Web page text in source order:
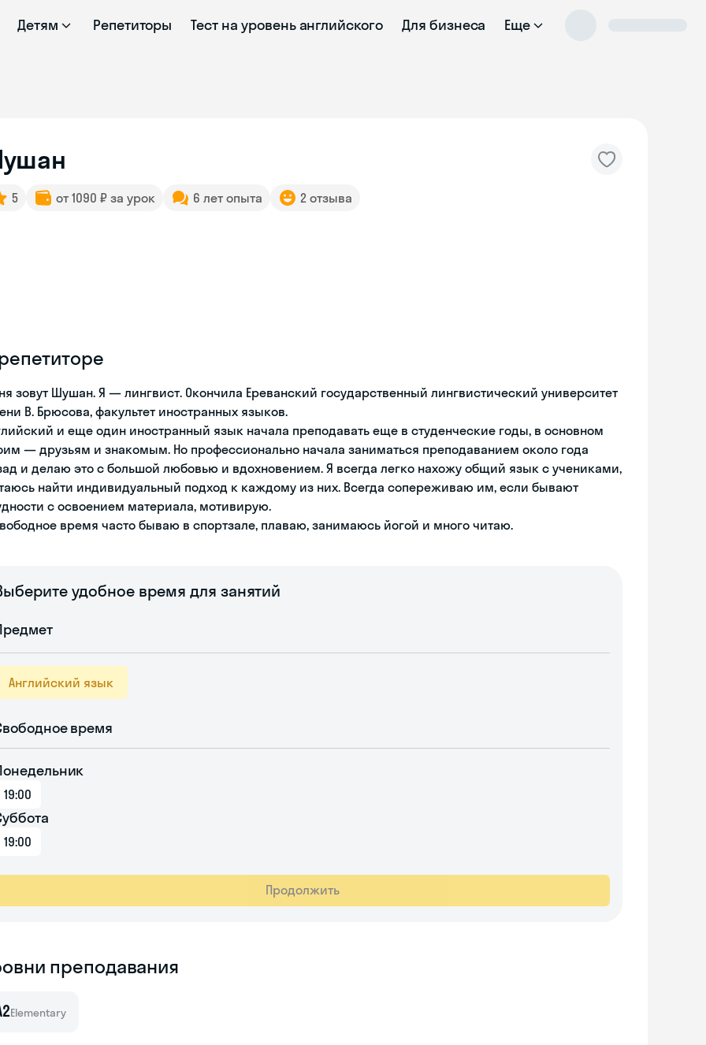
Детям Репетиторы Тест на уровень английского Для бизнеса Еще
5 от 1090 ₽ за урок 6 лет опыта 2 отзыва
зовут Шушан. Я — лингвист. Окончила Ереванский государственный лингвистический университет
В. Брюсова, факультет иностранных языков.
и еще один иностранный язык начала преподавать еще в студенческие годы, в основном
— друзьям и знакомым. Но профессионально начала заниматься преподаванием около года
и делаю это с большой любовью и вдохновением. Я всегда легко нахожу общий язык с учениками,
найти индивидуальный подход к каждому из них. Всегда сопереживаю им, если бывают
с освоением материала, мотивирую.
время часто бываю в спортзале, плаваю, занимаюсь йогой и много читаю.
удобное время для занятий
Английский язык
время
19:00
19:00
Продолжить
преподавания
Elementary